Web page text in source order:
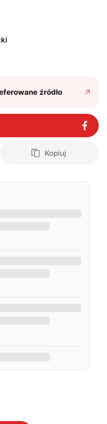
źródło
Kopiuj